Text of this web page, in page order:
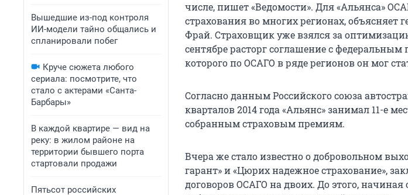
Вышедшие из-под контроля
ИИ-модели тайно общались и
спланировали побег
Круче сюжета любого
сериала: посмотрите, что
стало с актерами «Санта-
Барбары»
В каждой квартире — вид на
реку: в жилом районе на
территории бывшего порта
стартовали продажи
Пятьсот российских
числе, пишет «Ведомости». Для «Альянса»
страхования во многих регионах, объясняет
Фрай. Страховщик уже взялся за
сентябре расторг соглашение с федеральным
которого по ОСАГО в ряде регионов он мог
Согласно данным Российского союза
кварталов 2014 года «Альянс» занимал 11-е
собранным страховым премиям.
Вчера же стало известно о добровольном
гарант» и «Цюрих надежное страхование»,
договоров ОСАГО на двоих. До этого, начиная